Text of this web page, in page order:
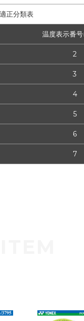
正分類表
温度表示番
2
3
4
5
6
7